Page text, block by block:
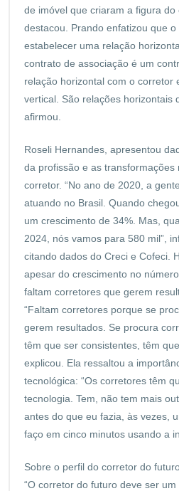
de imóvel que criaram a figura do
destacou. Prando enfatizou que o
estabelecer uma relação
contrato de associação é um
relação horizontal com o corretor
vertical. São relações horizontais
afirmou.
Roseli Hernandes, apresentou
da profissão e as transformações
corretor. “No ano de 2020, a
atuando no Brasil. Quando
um crescimento de 34%. Mas,
2024, nós vamos para 580 mil”,
citando dados do Creci e Cofeci.
apesar do crescimento no
faltam corretores que gerem
“Faltam corretores porque se
gerem resultados. Se procura
têm que ser consistentes, têm
explicou. Ela ressaltou a
tecnológica: “Os corretores têm
tecnologia. Tem, não tem mais
antes do que eu fazia, às vezes,
faço em cinco minutos usando a
Sobre o perfil do corretor do
“O corretor do futuro deve ser